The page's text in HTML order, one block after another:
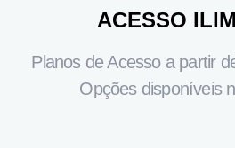
ACESSO
Planos de Acesso a partir
Opções disponíveis